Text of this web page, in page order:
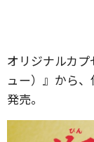
オリジナルカ
ュー）』から
発売。